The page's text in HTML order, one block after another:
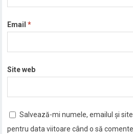
Email*
Site web
Salvează-mi numele, emailul și
pentru data viitoare când o să